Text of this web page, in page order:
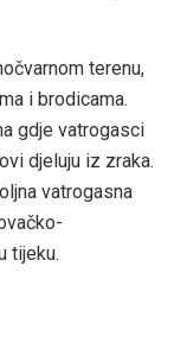
terenu,
i brodicama.
gdje vatrogasci
djeluju iz zraka.
vatrogasna
tijeku.